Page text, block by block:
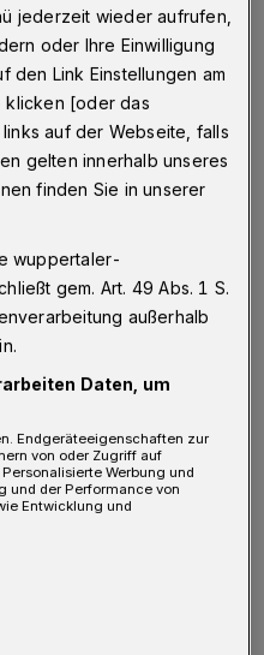
noch geklärt werden.
– gibt es keine
des Vorstandes.
enorm zu sein,
Friedhelm Runge
mit viel Geld
Bereich)
schon lange
immens wie
jederzeit wieder aufrufen,
oder Ihre Einwilligung
den Link Einstellungen am
klicken [oder das
auf der Webseite, falls
gelten innerhalb unseres
finden Sie in unserer
wuppertaler-
gem. Art. 49 Abs. 1 S.
außerhalb
Daten, um
Endgeräteeigenschaften zur
von oder Zugriff auf
Werbung und
und der Performance von
Entwicklung und